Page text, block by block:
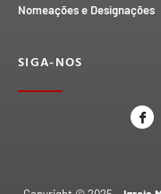
Nomeações e Designações
SIGA-NOS